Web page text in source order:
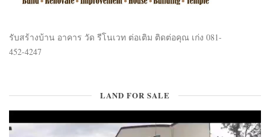
รับสร้างบ้าน อาคาร วัด รีโนเวท ต่อเติม ติดต่อคุณ เก่ง 081-
452-4247
LAND FOR SALE